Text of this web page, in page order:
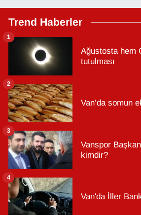
Trend Haberler
Ağustosta hem
tutulması
1
Van’da somun
2
Vanspor
kimdir?
3
Van'da İller
4